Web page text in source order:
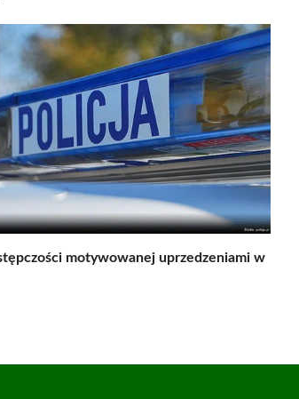
motywowanej uprzedzeniami w